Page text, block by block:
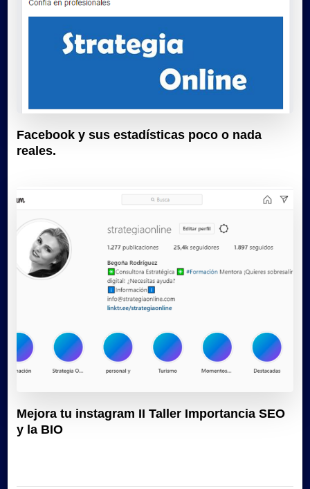
Facebook y sus estadísticas poco o nada
reales.
Mejora tu instagram II Taller Importancia SEO
y la BIO